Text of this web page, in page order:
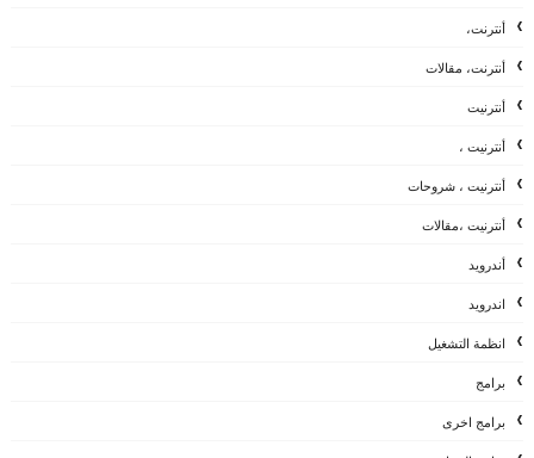
أنترنت،
أنترنت، مقالات
أنترنيت
أنترنيت ،
أنترنيت ، شروحات
أنترنيت ،مقالات
أندرويد
اندرويد
انظمة التشغيل
برامج
برامج اخرى